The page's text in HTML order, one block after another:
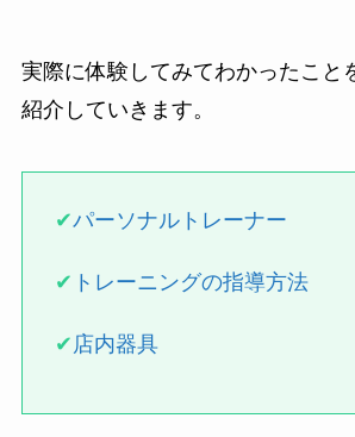
実際に体験してみてわかったこと
紹介していきます。
✔パーソナルトレーナー
✔ トレーニングの指導方法
✔ 店内器具